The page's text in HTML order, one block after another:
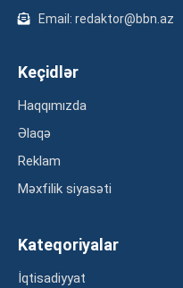
Email: redaktor@bbn.az
Keçidlər
Haqqımızda
Əlaqə
Reklam
Məxfilik siyasəti
Kateqoriyalar
İqtisadiyyat